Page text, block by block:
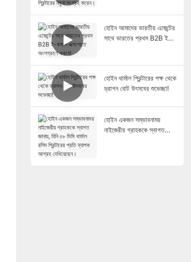
হোইন আমাদের ভারতীয় এজেন্টের
সাথে ভারতের প্রথম B2B ই-
হোইন থার্মাল প্রিন্টারের পক্ষ থেকে
ড্রাগন বোট উৎসবের শুভেচ্ছা!
হোইন একজন সম্ভাবনাময়
নাইজেরীয় গ্রাহককে স্বাগত